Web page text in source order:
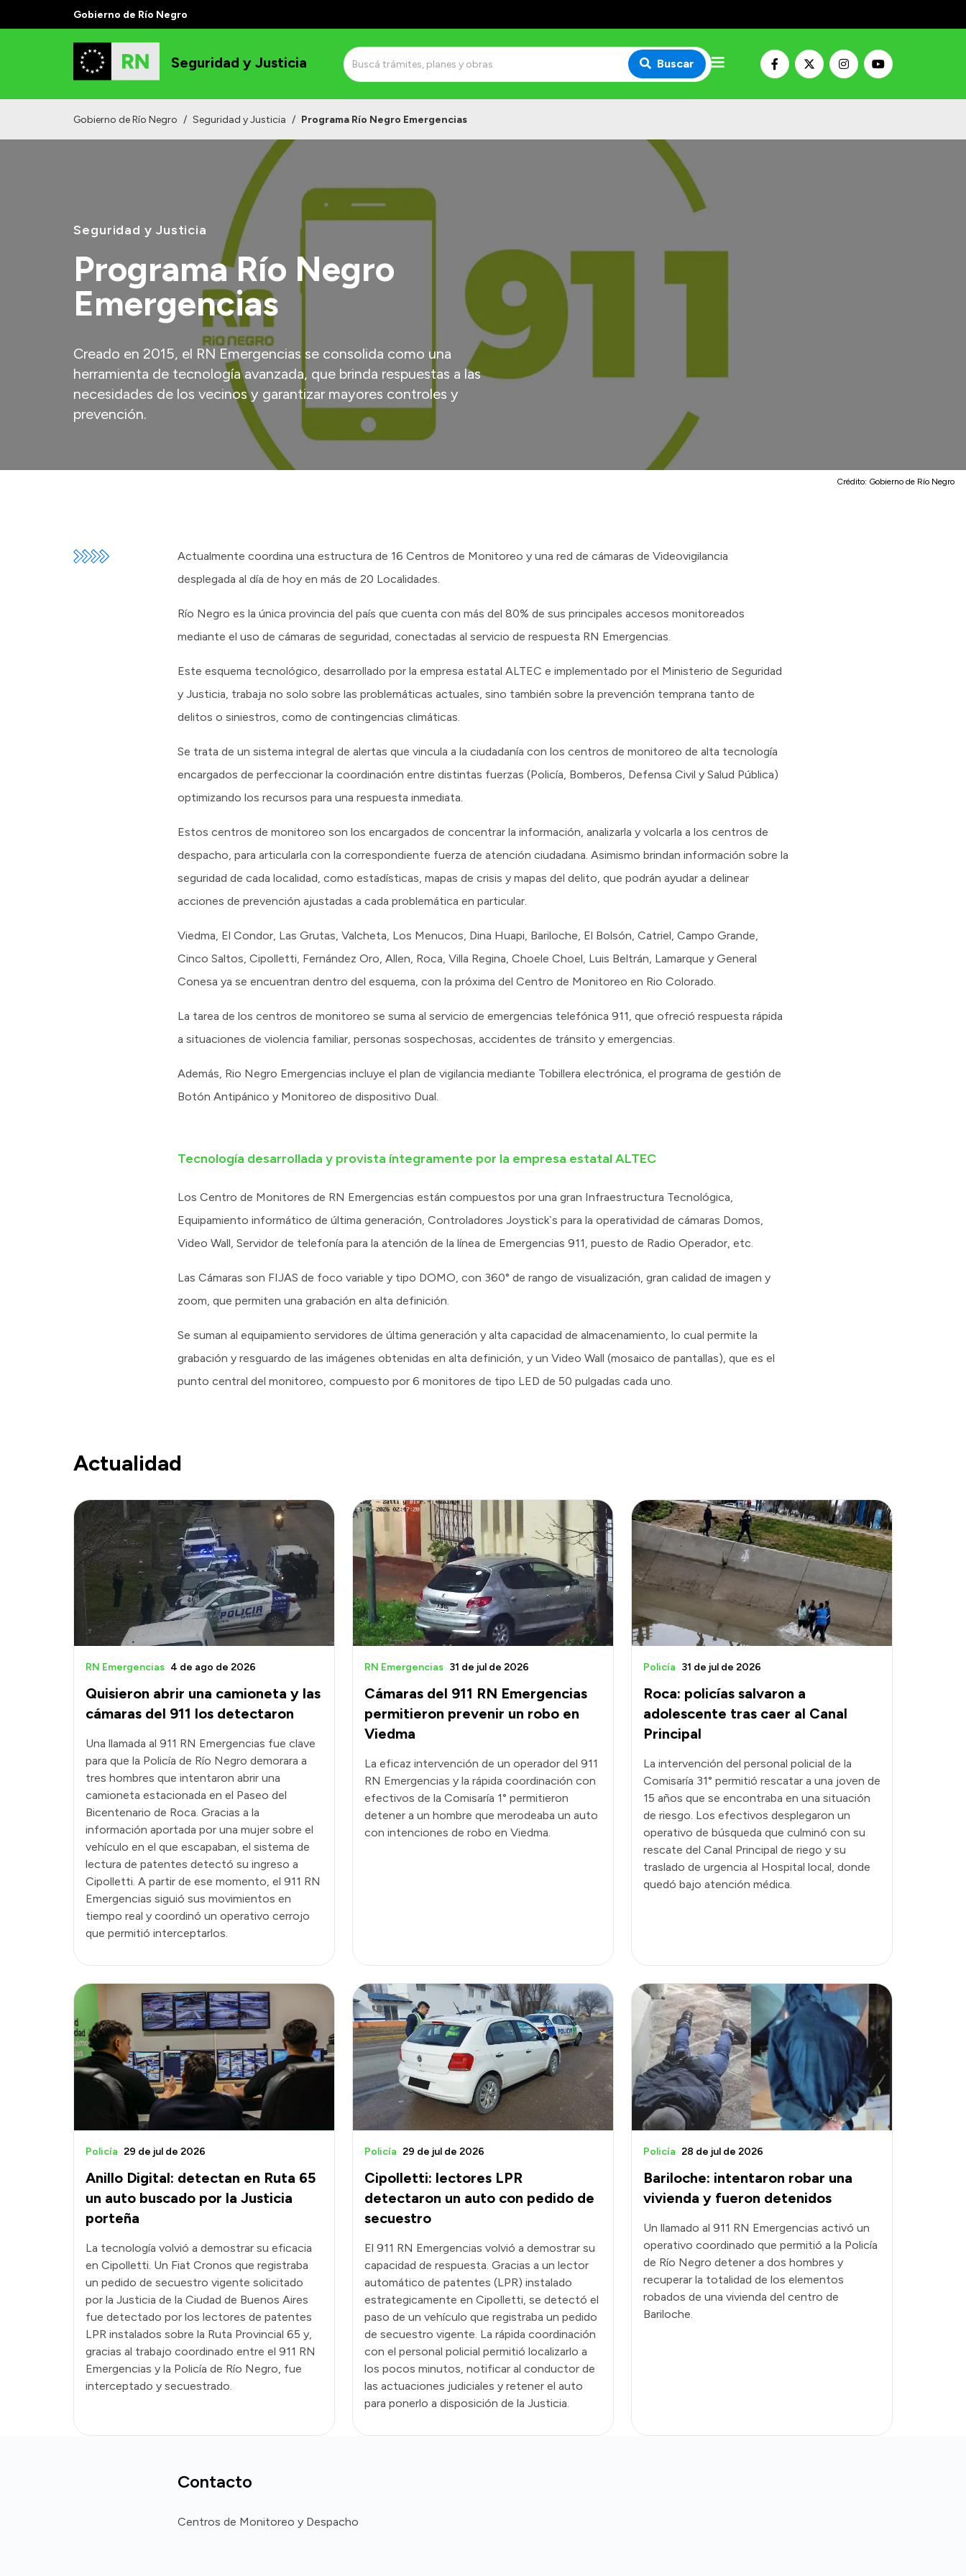
Gobierno de Río Negro
Seguridad y Justicia Buscar
Gobierno de Río Negro / Seguridad y Justicia / Programa Río Negro Emergencias
Seguridad y Justicia
Programa Río Negro
Emergencias
Creado en 2015, el RN Emergencias se consolida como una
herramienta de tecnología avanzada, que brinda respuestas a las
necesidades de los vecinos y garantizar mayores controles y
prevención.
Crédito: Gobierno de Río Negro
Actualmente coordina una estructura de 16 Centros de Monitoreo y una red de cámaras de Videovigilancia
desplegada al día de hoy en más de 20 Localidades.
Río Negro es la única provincia del país que cuenta con más del 80% de sus principales accesos monitoreados
mediante el uso de cámaras de seguridad, conectadas al servicio de respuesta RN Emergencias.
Este esquema tecnológico, desarrollado por la empresa estatal ALTEC e implementado por el Ministerio de Seguridad
y Justicia, trabaja no solo sobre las problemáticas actuales, sino también sobre la prevención temprana tanto de
delitos o siniestros, como de contingencias climáticas.
Se trata de un sistema integral de alertas que vincula a la ciudadanía con los centros de monitoreo de alta tecnología
encargados de perfeccionar la coordinación entre distintas fuerzas (Policía, Bomberos, Defensa Civil y Salud Pública)
optimizando los recursos para una respuesta inmediata.
Estos centros de monitoreo son los encargados de concentrar la información, analizarla y volcarla a los centros de
despacho, para articularla con la correspondiente fuerza de atención ciudadana. Asimismo brindan información sobre la
seguridad de cada localidad, como estadísticas, mapas de crisis y mapas del delito, que podrán ayudar a delinear
acciones de prevención ajustadas a cada problemática en particular.
Viedma, El Condor, Las Grutas, Valcheta, Los Menucos, Dina Huapi, Bariloche, El Bolsón, Catriel, Campo Grande,
Cinco Saltos, Cipolletti, Fernández Oro, Allen, Roca, Villa Regina, Choele Choel, Luis Beltrán, Lamarque y General
Conesa ya se encuentran dentro del esquema, con la próxima del Centro de Monitoreo en Rio Colorado.
La tarea de los centros de monitoreo se suma al servicio de emergencias telefónica 911, que ofreció respuesta rápida
a situaciones de violencia familiar, personas sospechosas, accidentes de tránsito y emergencias.
Además, Rio Negro Emergencias incluye el plan de vigilancia mediante Tobillera electrónica, el programa de gestión de
Botón Antipánico y Monitoreo de dispositivo Dual.
Tecnología desarrollada y provista íntegramente por la empresa estatal ALTEC
Los Centro de Monitores de RN Emergencias están compuestos por una gran Infraestructura Tecnológica,
Equipamiento informático de última generación, Controladores Joystick`s para la operatividad de cámaras Domos,
Video Wall, Servidor de telefonía para la atención de la línea de Emergencias 911, puesto de Radio Operador, etc.
Las Cámaras son FIJAS de foco variable y tipo DOMO, con 360° de rango de visualización, gran calidad de imagen y
zoom, que permiten una grabación en alta definición.
Se suman al equipamiento servidores de última generación y alta capacidad de almacenamiento, lo cual permite la
grabación y resguardo de las imágenes obtenidas en alta definición, y un Video Wall (mosaico de pantallas), que es el
punto central del monitoreo, compuesto por 6 monitores de tipo LED de 50 pulgadas cada uno.
Actualidad
Quisieron abrir una camioneta y las
cámaras del 911 los detectaron
RN Emergencias 4 de ago de 2026
Una llamada al 911 RN Emergencias fue clave
para que la Policía de Río Negro demorara a
tres hombres que intentaron abrir una
camioneta estacionada en el Paseo del
Bicentenario de Roca. Gracias a la
información aportada por una mujer sobre el
vehículo en el que escapaban, el sistema de
lectura de patentes detectó su ingreso a
Cipolletti. A partir de ese momento, el 911 RN
Emergencias siguió sus movimientos en
tiempo real y coordinó un operativo cerrojo
que permitió interceptarlos.
Cámaras del 911 RN Emergencias
permitieron prevenir un robo en
Viedma
RN Emergencias 31 de jul de 2026
La eficaz intervención de un operador del 911
RN Emergencias y la rápida coordinación con
efectivos de la Comisaría 1° permitieron
detener a un hombre que merodeaba un auto
con intenciones de robo en Viedma.
Roca: policías salvaron a
adolescente tras caer al Canal
Principal
Policía 31 de jul de 2026
La intervención del personal policial de la
Comisaría 31° permitió rescatar a una joven de
15 años que se encontraba en una situación
de riesgo. Los efectivos desplegaron un
operativo de búsqueda que culminó con su
rescate del Canal Principal de riego y su
traslado de urgencia al Hospital local, donde
quedó bajo atención médica.
Anillo Digital: detectan en Ruta 65
un auto buscado por la Justicia
porteña
Policía 29 de jul de 2026
La tecnología volvió a demostrar su eficacia
en Cipolletti. Un Fiat Cronos que registraba
un pedido de secuestro vigente solicitado
por la Justicia de la Ciudad de Buenos Aires
fue detectado por los lectores de patentes
LPR instalados sobre la Ruta Provincial 65 y,
gracias al trabajo coordinado entre el 911 RN
Emergencias y la Policía de Río Negro, fue
interceptado y secuestrado.
Cipolletti: lectores LPR
detectaron un auto con pedido de
secuestro
Policía 29 de jul de 2026
El 911 RN Emergencias volvió a demostrar su
capacidad de respuesta. Gracias a un lector
automático de patentes (LPR) instalado
estrategicamente en Cipolletti, se detectó el
paso de un vehículo que registraba un pedido
de secuestro vigente. La rápida coordinación
con el personal policial permitió localizarlo a
los pocos minutos, notificar al conductor de
las actuaciones judiciales y retener el auto
para ponerlo a disposición de la Justicia.
Bariloche: intentaron robar una
vivienda y fueron detenidos
Policía 28 de jul de 2026
Un llamado al 911 RN Emergencias activó un
operativo coordinado que permitió a la Policía
de Río Negro detener a dos hombres y
recuperar la totalidad de los elementos
robados de una vivienda del centro de
Bariloche.
Contacto
Centros de Monitoreo y Despacho